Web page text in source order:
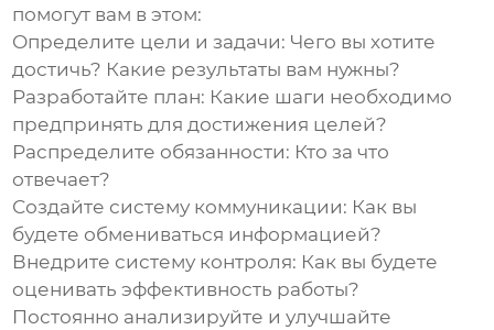
помогут вам в этом:
Определите цели и задачи: Чего вы хотите
достичь? Какие результаты вам нужны?
Разработайте план: Какие шаги необходимо
предпринять для достижения целей?
Распределите обязанности: Кто за что
отвечает?
Создайте систему коммуникации: Как вы
будете обмениваться информацией?
Внедрите систему контроля: Как вы будете
оценивать эффективность работы?
Постоянно анализируйте и улучшайте